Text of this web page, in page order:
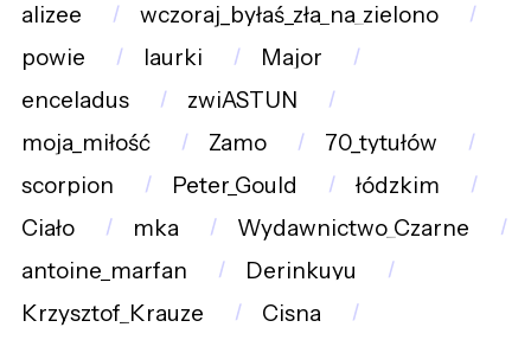
alizee
wczoraj_byłaś_zła_na_zielono
powie
laurki
Major
enceladus
zwiASTUN
moja_miłość
Zamo
70_tytułów
scorpion
Peter_Gould
łódzkim
Ciało
mka
Wydawnictwo_Czarne
antoine_marfan
Derinkuyu
Krzysztof_Krauze
Cisna